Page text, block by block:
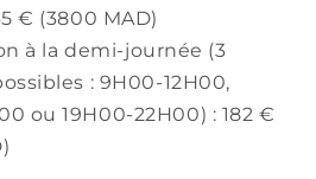
€ (3800 MAD)
à la demi-journée (3
: 9H00-12H00,
ou 19H00-22H00) : 182 €